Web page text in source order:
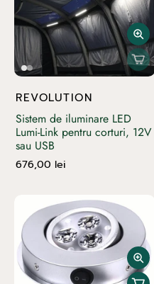
REVOLUTION
Sistem de iluminare LED
Lumi-Link pentru corturi, 12V
sau USB
676,00 lei